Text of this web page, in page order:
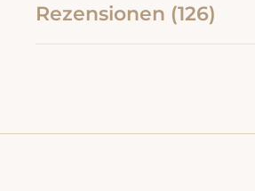
Rezensionen (126)